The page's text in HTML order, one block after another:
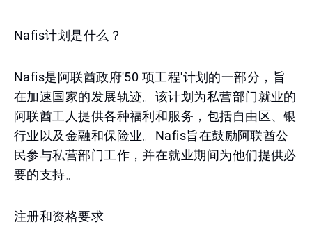
Nafis计划是什么？
Nafis是阿联酋政府'50 项工程'计划的一部分，旨
在加速国家的发展轨迹。该计划为私营部门就业的
阿联酋工人提供各种福利和服务，包括自由区、银
行业以及金融和保险业。Nafis旨在鼓励阿联酋公
民参与私营部门工作，并在就业期间为他们提供必
要的支持。
注册和资格要求